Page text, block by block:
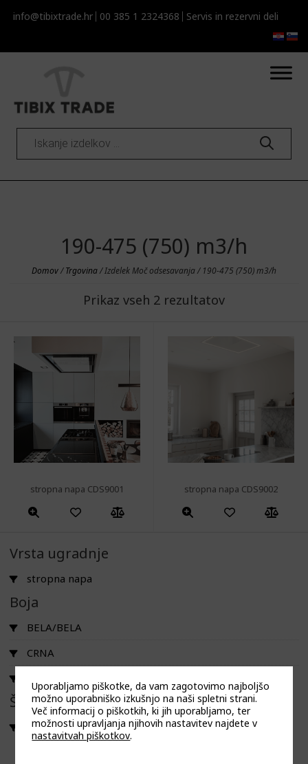
info@tibixtrade.hr 00 385 1 2324368 Servis in rezervni deli
Products
search
190-475 (750) m3/h
Domov/Trgovina/ Izdelek Moč odsesavanja / 190-475 (750) m3/h
Prikaz vseh 2 rezultatov
stropna napa CDS9001 stropna napa CDS9002
Vrsta ugradnje
stropna napa
Boja
BELA/BELA
CRNA
Širina
60X90 cm
Uporabljamo piškotke, da vam zagotovimo najboljšo
možno uporabniško izkušnjo na naši spletni strani.
Več informacij o piškotkih, ki jih uporabljamo, ter
možnosti upravljanja njihovih nastavitev najdete v
nastavitvah piškotkov.